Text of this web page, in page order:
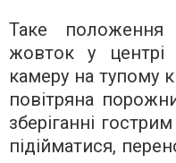
Таке положення
жовток у центрі
камеру на тупому
повітряна
зберіганні
підійматися,